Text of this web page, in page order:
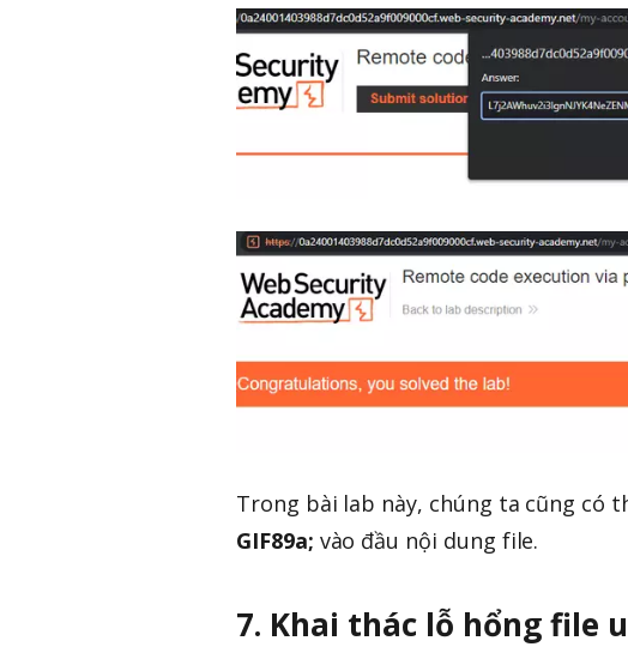
Trong bài lab này, chúng ta cũng có
GIF89a; vào đầu nội dung file.
7. Khai thác lỗ hổng file